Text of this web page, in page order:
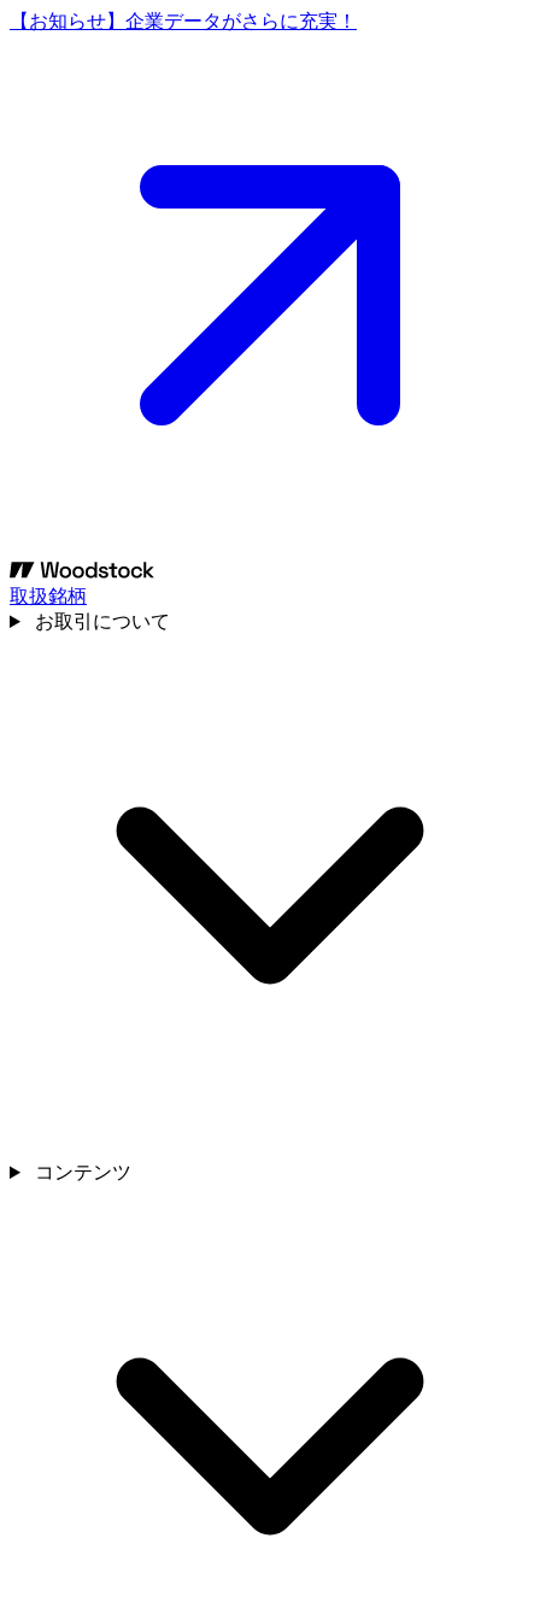
【お知らせ】企業データがさらに充実！
取扱銘柄
お取引について
コンテンツ